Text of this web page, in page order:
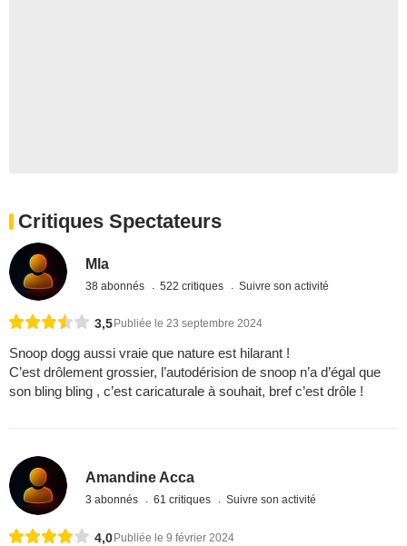
Critiques Spectateurs
Mla
38 abonnés 522 critiques Suivre son activité
3,5 Publiée le 23 septembre 2024
Snoop dogg aussi vraie que nature est hilarant !
C’est drôlement grossier, l’autodérision de snoop n’a d’égal que
son bling bling , c’est caricaturale à souhait, bref c’est drôle !
Amandine Acca
3 abonnés 61 critiques Suivre son activité
4,0Publiée le 9 février 2024